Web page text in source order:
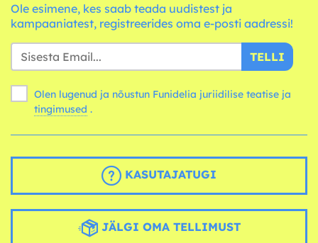
Ole esimene, kes saab teada uudistest ja
kampaaniatest, registreerides oma e-posti aadressi!
TELLI
Olen lugenud ja nõustun Funidelia juriidilise teatise ja
tingimused .
KASUTAJATUGI
JÄLGI OMA TELLIMUST